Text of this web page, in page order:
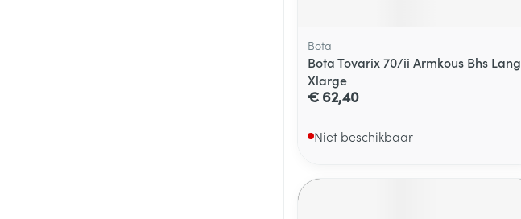
Bota
Bota Tovarix 70/ii Armkous Bhs Lang
Xlarge
€ 62,40
Niet beschikbaar